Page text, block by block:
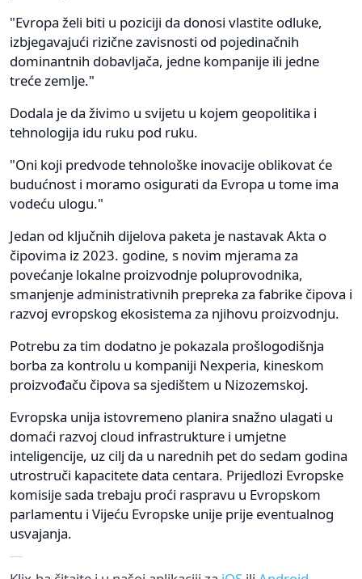
"Evropa želi biti u poziciji da donosi vlastite odluke,
izbjegavajući rizične zavisnosti od pojedinačnih
dominantnih dobavljača, jedne kompanije ili jedne
treće zemlje."
Dodala je da živimo u svijetu u kojem geopolitika i
tehnologija idu ruku pod ruku.
"Oni koji predvode tehnološke inovacije oblikovat će
budućnost i moramo osigurati da Evropa u tome ima
vodeću ulogu."
Jedan od ključnih dijelova paketa je nastavak Akta o
čipovima iz 2023. godine, s novim mjerama za
povećanje lokalne proizvodnje poluprovodnika,
smanjenje administrativnih prepreka za fabrike čipova i
razvoj evropskog ekosistema za njihovu proizvodnju.
Potrebu za tim dodatno je pokazala prošlogodišnja
borba za kontrolu u kompaniji Nexperia, kineskom
proizvođaču čipova sa sjedištem u Nizozemskoj.
Evropska unija istovremeno planira snažno ulagati u
domaći razvoj cloud infrastrukture i umjetne
inteligencije, uz cilj da u narednih pet do sedam godina
utrostruči kapacitete data centara. Prijedlozi Evropske
komisije sada trebaju proći raspravu u Evropskom
parlamentu i Vijeću Evropske unije prije eventualnog
usvajanja.